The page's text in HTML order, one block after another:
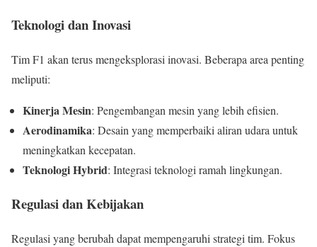
Teknologi dan Inovasi
Tim F1 akan terus mengeksplorasi inovasi. Beberapa area penting
meliputi:
Kinerja Mesin: Pengembangan mesin yang lebih efisien.
Aerodinamika: Desain yang memperbaiki aliran udara untuk
meningkatkan kecepatan.
Teknologi Hybrid: Integrasi teknologi ramah lingkungan.
Regulasi dan Kebijakan
Regulasi yang berubah dapat mempengaruhi strategi tim. Fokus